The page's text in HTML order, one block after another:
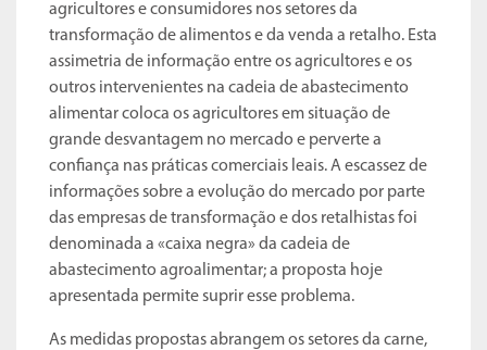
agricultores e consumidores nos setores da
transformação de alimentos e da venda a retalho. Esta
assimetria de informação entre os agricultores e os
outros intervenientes na cadeia de abastecimento
alimentar coloca os agricultores em situação de
grande desvantagem no mercado e perverte a
confiança nas práticas comerciais leais. A escassez de
informações sobre a evolução do mercado por parte
das empresas de transformação e dos retalhistas foi
denominada a «caixa negra» da cadeia de
abastecimento agroalimentar; a proposta hoje
apresentada permite suprir esse problema.
As medidas propostas abrangem os setores da carne,